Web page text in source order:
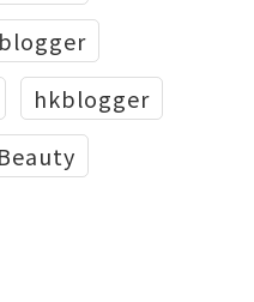
hkblogger